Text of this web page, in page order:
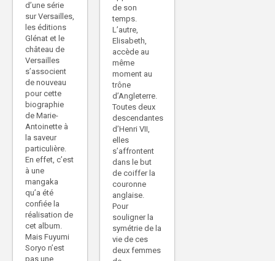
d’une série
sur Versailles,
les éditions
Glénat et le
château de
Versailles
s’associent
de nouveau
pour cette
biographie
de Marie-
Antoinette à
la saveur
particulière.
En effet, c’est
à une
mangaka
qu’a été
confiée la
réalisation de
cet album.
Mais Fuyumi
Soryo n’est
pas une
de son
temps.
L’autre,
Elisabeth,
accède au
même
moment au
trône
d’Angleterre.
Toutes deux
descendantes
d’Henri VII,
elles
s’affrontent
dans le but
de coiffer la
couronne
anglaise.
Pour
souligner la
symétrie de la
vie de ces
deux femmes